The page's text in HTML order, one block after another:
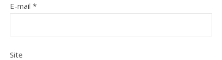
E-mail *
Site